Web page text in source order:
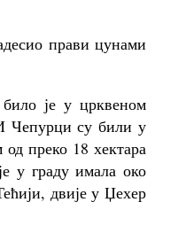
прави цунами
је у црквеном
Чепурци су били у
преко 18 хектара
у граду имала око
двије у Џехер